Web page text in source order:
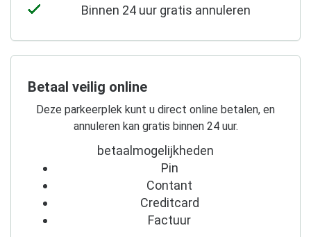
Binnen 24 uur gratis annuleren
Betaal veilig online
Deze parkeerplek kunt u direct online betalen, en
annuleren kan gratis binnen 24 uur.
betaalmogelijkheden
Pin
Contant
Creditcard
Factuur